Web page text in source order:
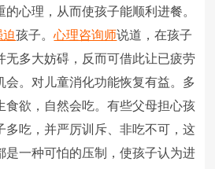
心理，从而使孩子能顺利进餐。
迫孩子。心理咨询师说道，在孩子
无多大妨碍，反而可借此让已疲劳
会。对儿童消化功能恢复有益。多
食欲，自然会吃。有些父母担心孩
多吃，并严厉训斥、非吃不可，这
是一种可怕的压制，使孩子认为进